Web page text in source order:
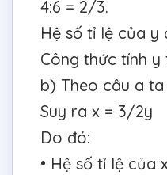
4:6 = 2/3.
Hệ số tỉ lệ của y
Công thức tính
b) Theo câu a
Suy ra x = 3/2y
Do đó:
• Hệ số tỉ lệ của